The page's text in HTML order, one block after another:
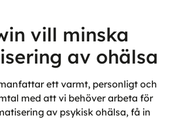
vill minska
av ohälsa
ett varmt, personligt och
med att vi behöver arbeta för
av psykisk ohälsa, få in